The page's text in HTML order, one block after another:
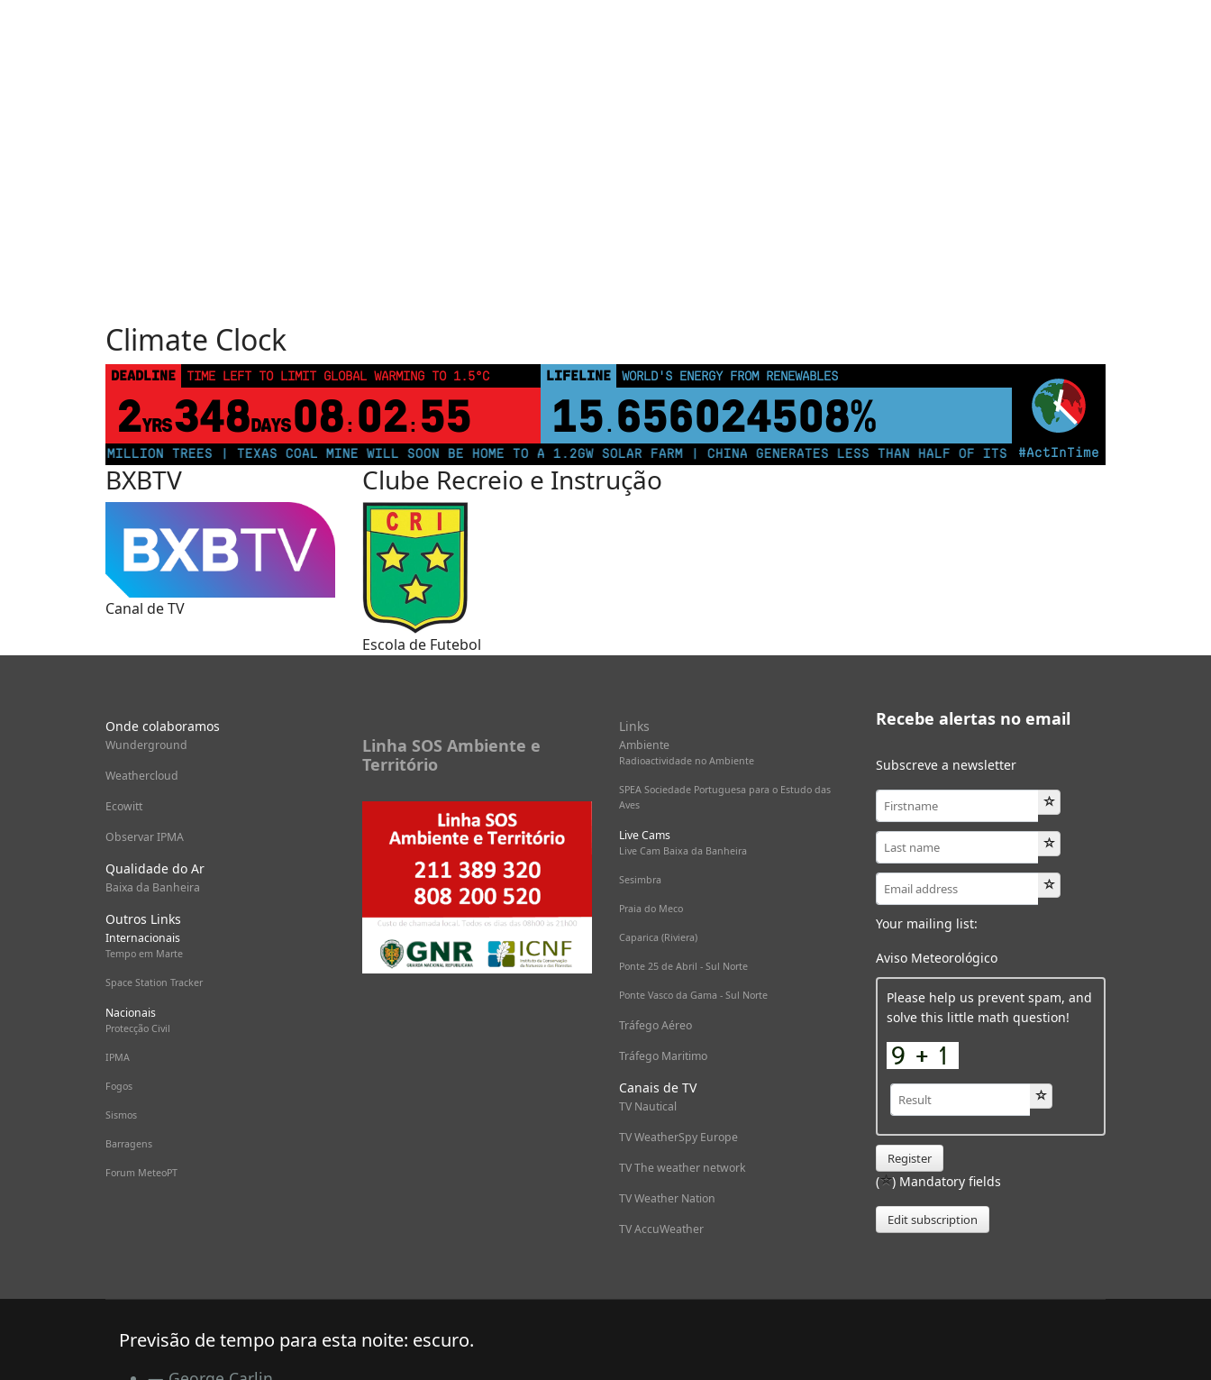
Climate Clock
#ActInTime
DEADLINE TIME LEFT TO LIMIT GLOBAL WARMING TO 1.5°C
2YRS348DAYS 08 : 02: 54
LIFELINE LAND PROTECTED BY INDIGENOUS PEOPLE
43,500,000km²
250 MILLION TREES | TEXAS COAL MINE WILL SOON BE HOME TO A 1.2GW SOLAR FARM | CHINA GENERATES LESS THAN HALF OF ITS ELECTRICITY FROM COAL FOR
BXBTV
Canal de TV
Clube Recreio e Instrução
Escola de Futebol
Onde colaboramos
Wunderground
Weathercloud
Ecowitt
Observar IPMA
Qualidade do Ar
Baixa da Banheira
Outros Links
Internacionais
Tempo em Marte
Space Station Tracker
Nacionais
Protecção Civil
IPMA
Fogos
Sismos
Barragens
Forum MeteoPT
Linha SOS Ambiente e
Território
Links
Ambiente
Radioactividade no Ambiente
SPEA Sociedade Portuguesa para o Estudo das
Aves
Live Cams
Live Cam Baixa da Banheira
Sesimbra
Praia do Meco
Caparica (Riviera)
Ponte 25 de Abril - Sul Norte
Ponte Vasco da Gama - Sul Norte
Tráfego Aéreo
Tráfego Maritimo
Canais de TV
TV Nautical
TV WeatherSpy Europe
TV The weather network
TV Weather Nation
TV AccuWeather
Recebe alertas no email
Subscreve a newsletter
Your mailing list:
Aviso Meteorológico
Please help us prevent spam, and
solve this little math question!
Register
( ) Mandatory fields
Edit subscription
Previsão de tempo para esta noite: escuro.